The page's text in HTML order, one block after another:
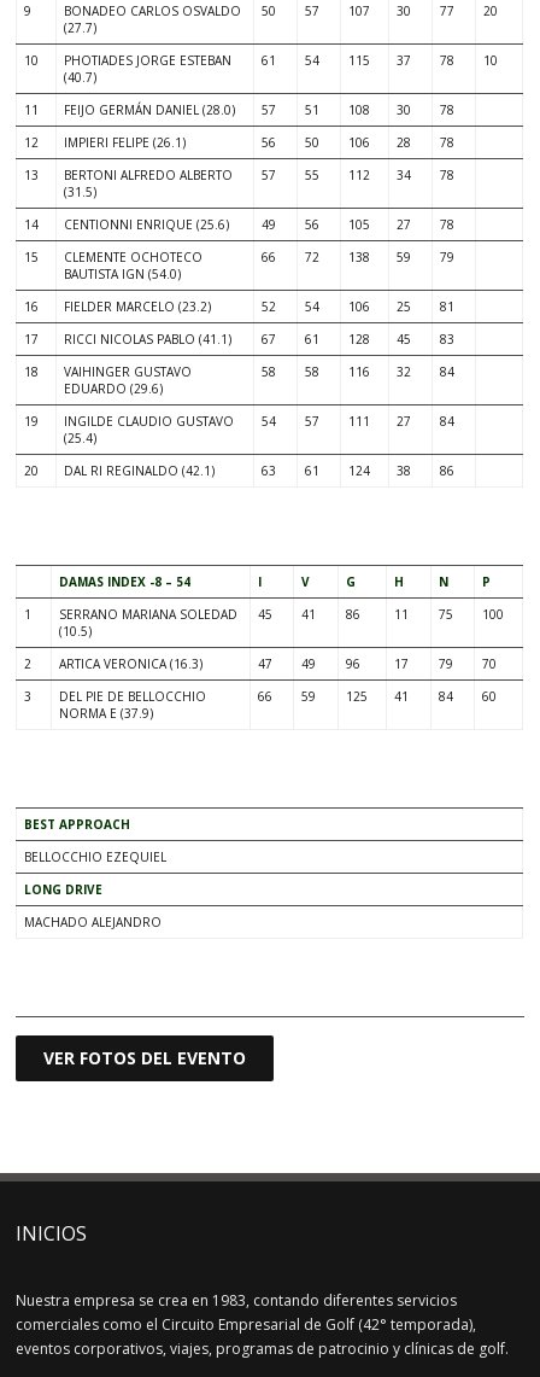
9
BONADEO CARLOS OSVALDO
(27.7)
50 57 107 30 77 20
10
PHOTIADES JORGE ESTEBAN
(40.7)
61 54 115 37 78 10
11 FEIJO GERMÁN DANIEL (28.0) 57 51 108 30
78
12
IMPIERI FELIPE (26.1) 56 50 106 28
78
13
BERTONI ALFREDO ALBERTO
(31.5)
57 55 112 34 78
14 CENTIONNI ENRIQUE (25.6) 49 56 105 27
78
15
CLEMENTE OCHOTECO
BAUTISTA IGN (54.0)
66 72 138 59 79
16 FIELDER MARCELO (23.2) 52 54 106 25
81
17
RICCI NICOLAS PABLO (41.1) 67 61 128 45
83
18
VAIHINGER GUSTAVO
EDUARDO (29.6)
58 58 116 32 84
19
INGILDE CLAUDIO GUSTAVO
(25.4)
54 57 111 27 84
20 DAL RI REGINALDO (42.1) 63 61 124 38 86
DAMAS INDEX -8 – 54 I V G H N
P
1
SERRANO MARIANA SOLEDAD
(10.5)
45 41 86 11 75 100
2 ARTICA VERONICA (16.3) 47 49 96 17 79
70
3
DEL PIE DE BELLOCCHIO
NORMA E (37.9)
66 59 125 41 84 60
BEST APPROACH
BELLOCCHIO EZEQUIEL
LONG DRIVE
MACHADO ALEJANDRO
VER FOTOS DEL EVENTO
INICIOS
Nuestra empresa se crea en 1983, contando diferentes servicios
comerciales como el Circuito Empresarial de Golf (42° temporada),
eventos corporativos, viajes, programas de patrocinio y clínicas de golf.